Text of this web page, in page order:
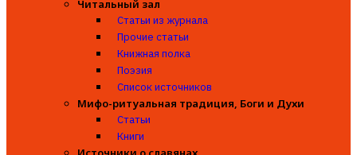
Читальный зал
Статьи из журнала
Прочие статьи
Книжная полка
Поэзия
Список источников
Мифо-ритуальная традиция, Боги и Духи
Статьи
Книги